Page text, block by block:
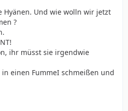
Hyänen. Und wie wolln wir jetzt
?
ihr müsst sie irgendwie
einen FummeI schmeißen und